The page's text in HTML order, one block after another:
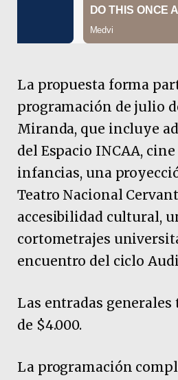
La propuesta forma
programación de julio
Miranda, que incluye
del Espacio INCAA,
infancias, una
Teatro Nacional
accesibilidad cultural,
cortometrajes
encuentro del ciclo
Las entradas
de $4.000.
La programación